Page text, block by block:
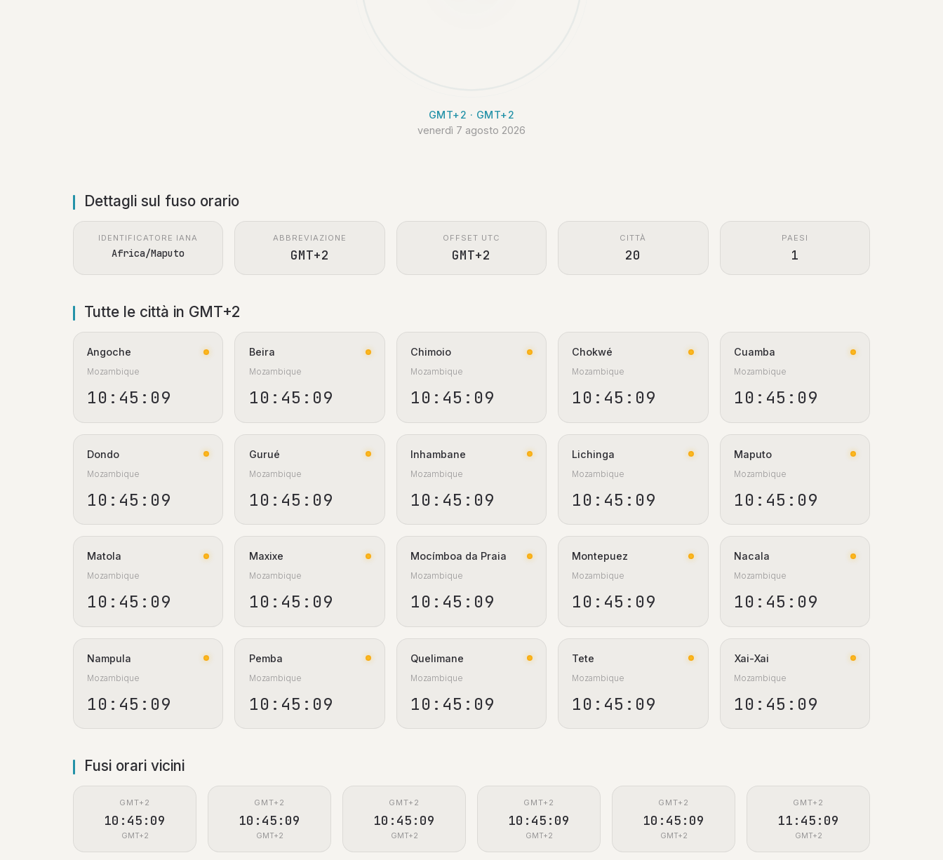
GMT+2 · GMT+2
venerdì 7 agosto 2026
Dettagli sul fuso orario
IDENTIFICATORE IANA
Africa/Maputo
ABBREVIAZIONE
GMT+2
OFFSET UTC
GMT+2
CITTÀ
20
PAESI
1
Tutte le città in GMT+2
Angoche
Mozambique
10:45:10
Beira
Mozambique
10:45:10
Chimoio
Mozambique
10:45:10
Chokwé
Mozambique
10:45:10
Cuamba
Mozambique
10:45:10
Dondo
Mozambique
10:45:10
Gurué
Mozambique
10:45:10
Inhambane
Mozambique
10:45:10
Lichinga
Mozambique
10:45:10
Maputo
Mozambique
10:45:10
Matola
Mozambique
10:45:10
Maxixe
Mozambique
10:45:10
Mocímboa da Praia
Mozambique
10:45:10
Montepuez
Mozambique
10:45:10
Nacala
Mozambique
10:45:10
Nampula
Mozambique
10:45:10
Pemba
Mozambique
10:45:10
Quelimane
Mozambique
10:45:10
Tete
Mozambique
10:45:10
Xai-Xai
Mozambique
10:45:10
Fusi orari vicini
GMT+2
10:45:10
GMT+2
GMT+2
10:45:10
GMT+2
GMT+2
10:45:10
GMT+2
GMT+2
10:45:10
GMT+2
GMT+2
10:45:10
GMT+2
GMT+2
11:45:10
GMT+2